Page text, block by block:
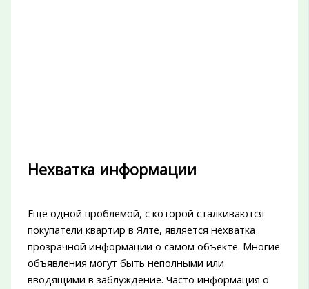
Нехватка информации
Еще одной проблемой, с которой сталкиваются
покупатели квартир в Ялте, является нехватка
прозрачной информации о самом объекте. Многие
объявления могут быть неполными или
вводящими в заблуждение. Часто информация о